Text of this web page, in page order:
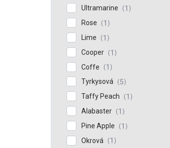
Ultramarine
1
Rose
1
Lime
1
Cooper
1
Coffe
1
Tyrkysová
5
Taffy Peach
1
Alabaster
1
Pine Apple
1
Okrová
1